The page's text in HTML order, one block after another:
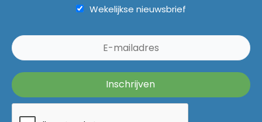
Wekelijkse nieuwsbrief